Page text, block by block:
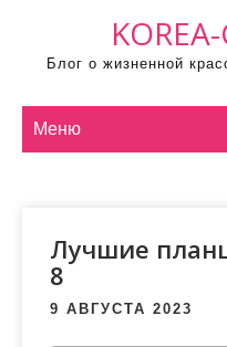
Блог о жизненной
Меню
Лучшие
8
9 АВГУСТА 2023